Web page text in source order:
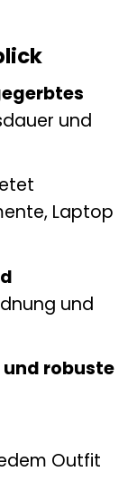
und
Laptop
und
robuste
Outfit